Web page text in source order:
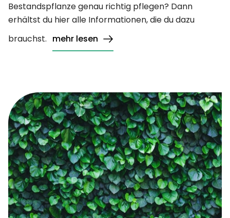
Bestandspflanze genau richtig pflegen? Dann
erhältst du hier alle Informationen, die du dazu
brauchst. mehr lesen